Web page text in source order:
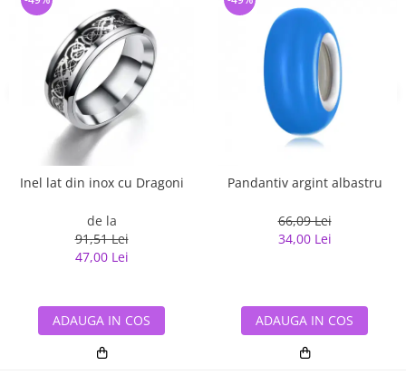
Inel lat din inox cu Dragoni
de la
91,51 Lei
47,00 Lei
ADAUGA IN COS
Pandantiv argint albastru
66,09 Lei
34,00 Lei
ADAUGA IN COS